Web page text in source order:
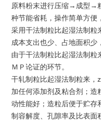
原料粉末进行压缩→成型→
种节能省耗，操作简单方便
采用干法制粒比起湿法制粒
成本支出也少、占地面积少
由于干法制粒比起湿法制粒
ＭＰ论证的环节。
干轧制粒比起湿法制粒来，
加任何添加剂及粘合剂；造
动性能好；造粒后便于贮存
制容解度、孔隙率及比表面